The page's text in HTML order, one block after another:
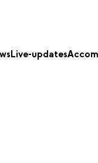
Live-updates